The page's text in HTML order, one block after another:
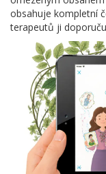
obsahuje kompletní
terapeutů ji